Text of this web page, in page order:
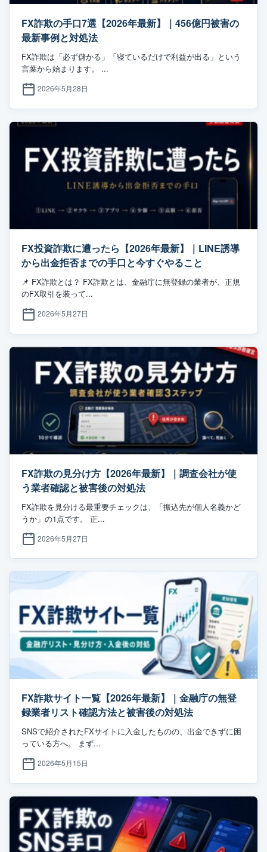
FX詐欺の手口7選【2026年最新】｜456億円被害の
最新事例と対処法
FX詐欺は「必ず儲かる」「寝ているだけで利益が出る」という
言葉から始まります。 ...
2026年5月28日
FX投資詐欺に遭ったら【2026年最新】｜LINE誘導
から出金拒否までの手口と今すぐやること
📌 FX詐欺とは？ FX詐欺とは、金融庁に無登録の業者が、正規
のFX取引を装って...
2026年5月27日
FX詐欺の見分け方【2026年最新】｜調査会社が使
う業者確認と被害後の対処法
FX詐欺を見分ける最重要チェックは、「振込先が個人名義かど
うか」の1点です。 正...
2026年5月27日
FX詐欺サイト一覧【2026年最新】｜金融庁の無登
録業者リスト確認方法と被害後の対処法
SNSで紹介されたFXサイトに入金したものの、出金できずに困
っている方へ。 まず...
2026年5月15日